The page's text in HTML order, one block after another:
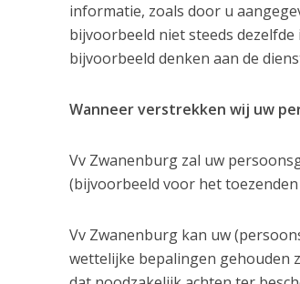
informatie, zoals door u
bijvoorbeeld niet steeds
bijvoorbeeld denken aan de
Wanneer verstrekken wij uw
Vv Zwanenburg zal uw
(bijvoorbeeld voor het toezenden
Vv Zwanenburg kan uw
wettelijke bepalingen gehouden